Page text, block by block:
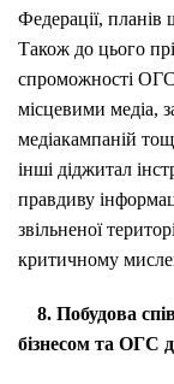
Федерації,
Також до цього
спроможності ОГС
місцевими медіа,
медіакампаній
інші діджитал
правдиву
звільненої
критичному
8. Побудова
бізнесом та ОГС